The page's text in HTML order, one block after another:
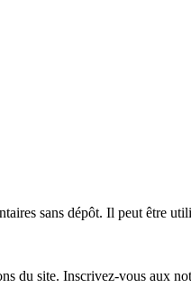
sans dépôt. Il peut être
du site. Inscrivez-vous aux